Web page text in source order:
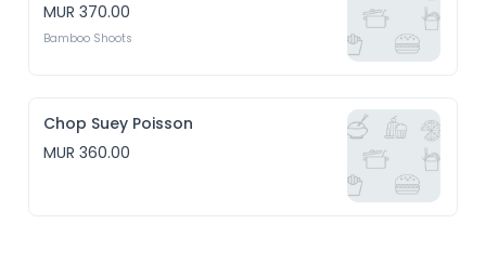
MUR 370.00
Bamboo Shoots
Chop Suey Poisson
MUR 360.00